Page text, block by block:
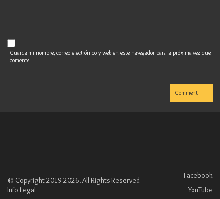
Guarda mi nombre, correo electrónico y web en este navegador para la próxima vez que
comente.
Facebook
YouTube
© Copyright 2019-2026. All Rights Reserved -
Info Legal